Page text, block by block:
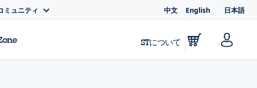
ミュニティ 中文 English 日本語
STについて